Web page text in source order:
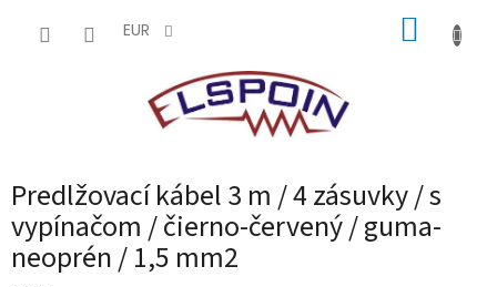
EUR
Predlžovací kábel 3 m / 4 zásuvky / s
vypínačom / čierno-červený / guma-
neoprén / 1,5 mm2